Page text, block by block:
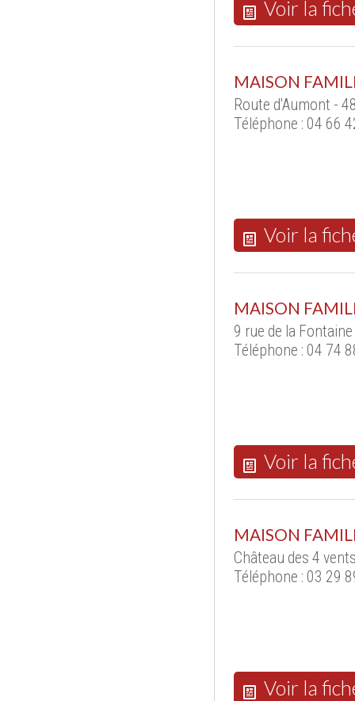
Voir la
MAISON
Route d'Aumont -
Téléphone : 04 66
Voir la
MAISON
9 rue de la
Téléphone : 04 74
Voir la
MAISON
Château des 4
Téléphone : 03 29
Voir la